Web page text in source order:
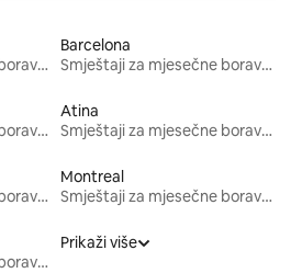
Smještaji za mjesečne boravke
Barcelona
Smještaji za mjesečne boravke
Smještaji za mjesečne boravke
Atina
Smještaji za mjesečne boravke
Smještaji za mjesečne boravke
Montreal
Smještaji za mjesečne boravke
Smještaji za mjesečne boravke
Prikaži više